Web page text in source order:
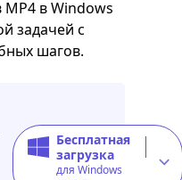
MP4 в Windows
задачей с
шагов.
Бесплатная
загрузка
для Windows